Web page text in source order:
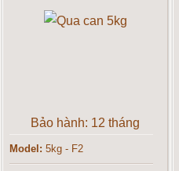
Bảo hành: 12 tháng
Model: 5kg - F2